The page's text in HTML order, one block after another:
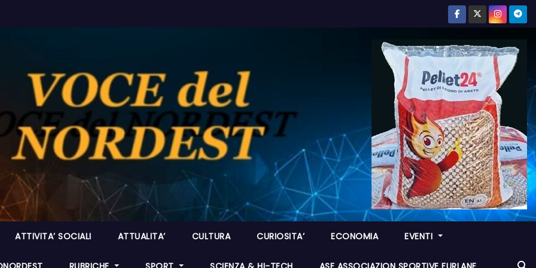
ATTIVITA’ SOCIALI ATTUALITA’ CULTURA CURIOSITA’ ECONOMIA EVENTI